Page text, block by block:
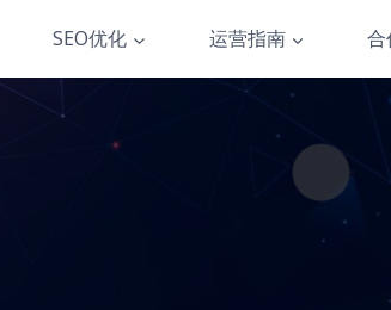
SEO优化 运营指南 合